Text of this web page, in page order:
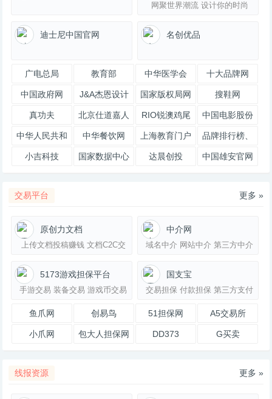
网聚世界潮流 设计你的时尚
迪士尼中国官网 名创优品
广电总局 教育部 中华医学会
十大品牌网
China
中国政府网
J&A杰恩设计
官网
国家版权局网 搜鞋网
真功夫
北京仕道嘉人
传媒有限公司
嘉人网
RIO锐澳鸡尾
酒
中国电影股份
有限公司
中华人民共和
国国防部
中华餐饮网
上海教育门户
网站欢迎您！
品牌排行榜、
人气品牌榜、
小吉科技 国家数据中心 达晨创投 中国雄安官网
交易平台 更多 »
原创力文档
上传文档投稿赚钱 文档C2C交
网
中介网
域名中介 网站中介 第三方中介
5173游戏担保平台
手游交易 装备交易 游戏币交易
国内权威安全的游戏
国支宝
交易担保 付款担保 第三方支付
鱼爪网 创易鸟 51担保网 A5交易所
小爪网 包大人担保网 DD373 G买卖
线报资源 更多 »